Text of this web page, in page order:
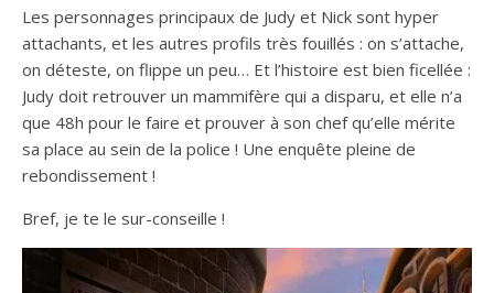
Les personnages principaux de Judy et Nick sont hyper
attachants, et les autres profils très fouillés : on s’attache,
on déteste, on flippe un peu… Et l’histoire est bien ficellée :
Judy doit retrouver un mammifère qui a disparu, et elle n’a
que 48h pour le faire et prouver à son chef qu’elle mérite
sa place au sein de la police ! Une enquête pleine de
rebondissement !
Bref, je te le sur-conseille !